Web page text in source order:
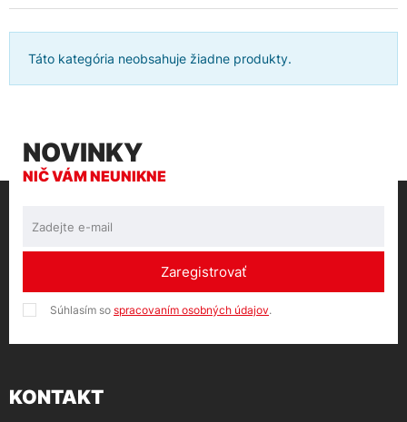
Táto kategória neobsahuje žiadne produkty.
NOVINKY
NIČ VÁM NEUNIKNE
Zaregistrovať
Súhlasím so spracovaním osobných údajov.
KONTAKT